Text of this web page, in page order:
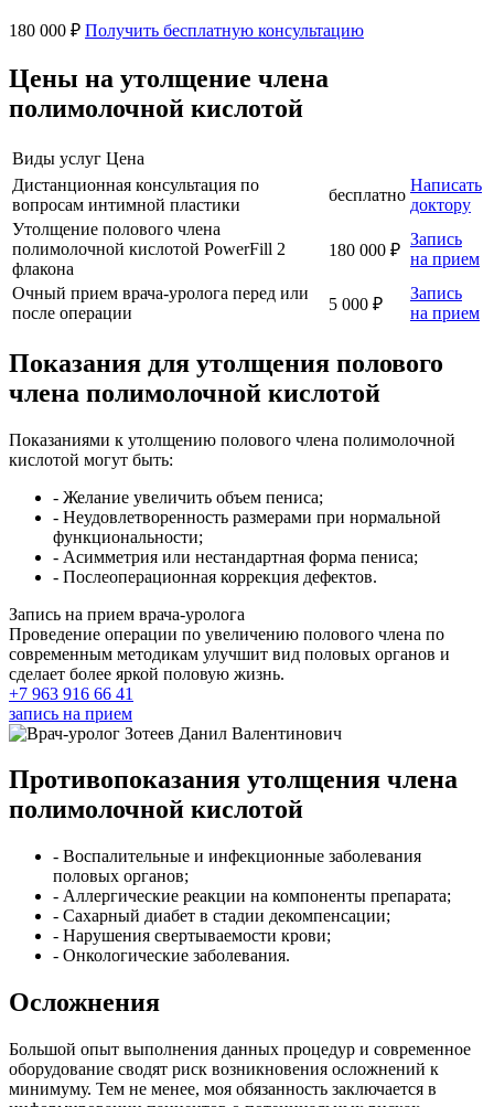
180 000 ₽ Получить бесплатную консультацию
Цены на утолщение члена
полимолочной кислотой
Виды услуг Цена
Дистанционная консультация по
вопросам интимной пластики
бесплатно
Написать
доктору
Утолщение полового члена
полимолочной кислотой PowerFill 2
флакона
180 000 ₽
Запись
на прием
Очный прием врача-уролога перед или
после операции
5 000 ₽
Запись
на прием
Показания для утолщения полового
члена полимолочной кислотой
Показаниями к утолщению полового члена полимолочной
кислотой могут быть:
- Желание увеличить объем пениса;
- Неудовлетворенность размерами при нормальной
функциональности;
- Асимметрия или нестандартная форма пениса;
- Послеоперационная коррекция дефектов.
Запись на прием врача-уролога
Проведение операции по увеличению полового члена по
современным методикам улучшит вид половых органов и
сделает более яркой половую жизнь.
+7 963 916 66 41
запись на прием
Противопоказания утолщения члена
полимолочной кислотой
- Воспалительные и инфекционные заболевания
половых органов;
- Аллергические реакции на компоненты препарата;
- Сахарный диабет в стадии декомпенсации;
- Нарушения свертываемости крови;
- Онкологические заболевания.
Осложнения
Большой опыт выполнения данных процедур и современное
оборудование сводят риск возникновения осложнений к
минимуму. Тем не менее, моя обязанность заключается в